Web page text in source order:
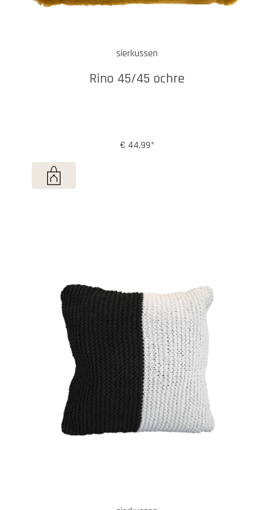
sierkussen
Rino 45/45 ochre
€ 44,99*